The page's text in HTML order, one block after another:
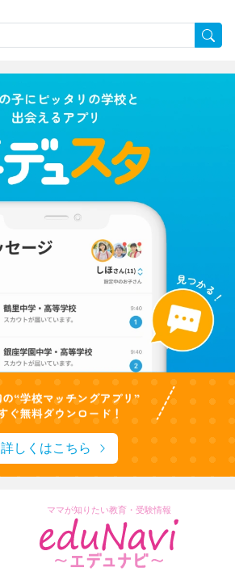
詳しくはこちら
ママが知りたい教育・受験情報